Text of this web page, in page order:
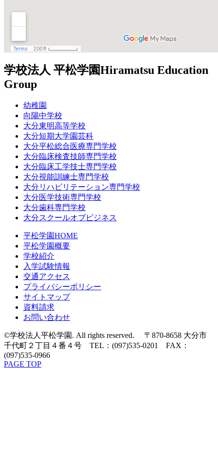
学校法人 平松学園Hiramatsu Education
Group
幼稚園
向陽中学校
大分東明高等学校
大分短期大学園芸科
大分平松総合医療専門学校
大分臨床検査技師専門学校
大分臨床工学技士専門学校
大分視能訓練士専門学校
大分リハビリテーション専門学校
大分医学技術専門学校
大分歯科専門学校
大分スクールオブビジネス
平松学園HOME
平松学園概要
学校紹介
入学試験情報
交通アクセス
プライバシーポリシー
サイトマップ
資料請求
お問い合わせ
©学校法人平松学園. All rights reserved. 〒870-8658 大分市
千代町２丁目４番４号 TEL：(097)535-0201 FAX：
(097)535-0966
PAGE TOP